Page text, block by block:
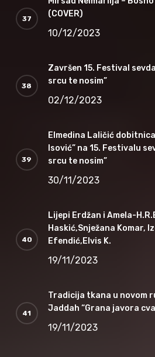
(COVER)
10/12/2023
Završen 15. Festival
srcu te nosim”
02/12/2023
Elmedina Laličić
Isović” na 15. Festivalu
srcu te nosim”
30/11/2023
Lijepi Erdžan i Amela-
Haskić,Snježana Komar,
Efendić,Elvis K.
19/11/2023
Tradicija tkana u novom
Jaddah “Grana javora
19/11/2023